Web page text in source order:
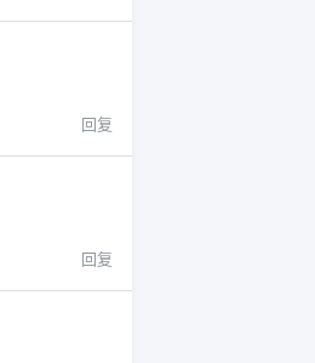
回复
回复